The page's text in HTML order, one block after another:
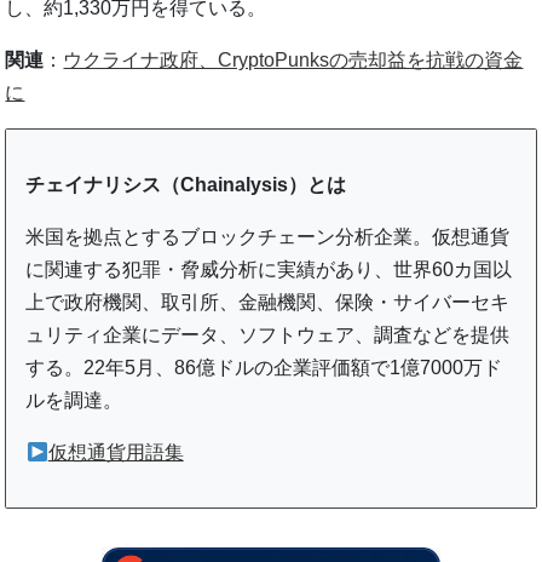
し、約1,330万円を得ている。
関連 ： ウクライナ政府、CryptoPunksの売却益を抗戦の資金
に
チェイナリシス（Chainalysis）とは
米国を拠点とするブロックチェーン分析企業。仮想通貨
に関連する犯罪・脅威分析に実績があり、世界60カ国以
上で政府機関、取引所、金融機関、保険・サイバーセキ
ュリティ企業にデータ、ソフトウェア、調査などを提供
する。22年5月、86億ドルの企業評価額で1億7000万ド
ルを調達。
仮想通貨用語集